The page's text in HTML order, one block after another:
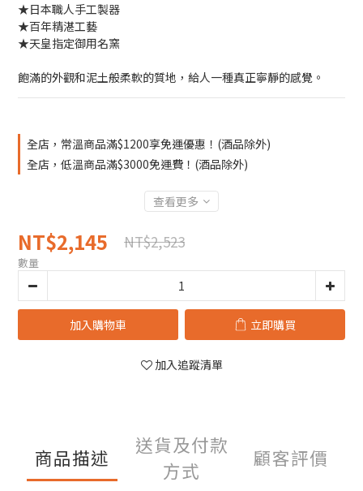
★日本職人手工製器
★百年精湛工藝
★天皇指定御用名窯
飽滿的外觀和泥土般柔軟的質地，給人一種真正寧靜的感覺。
全店，常溫商品滿$1200享免運優惠！(酒品除外)
全店，低溫商品滿$3000免運費！(酒品除外)
查看更多
NT$2,145 NT$2,523
數量
加入購物車 立即購買
加入追蹤清單
商品描述
送貨及付款
方式
顧客評價